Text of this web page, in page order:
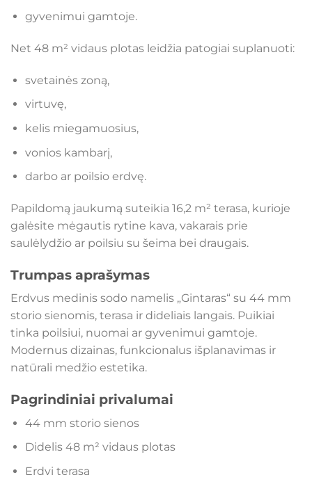
gyvenimui gamtoje.
Net 48 m² vidaus plotas leidžia patogiai suplanuoti:
svetainės zoną,
virtuvę,
kelis miegamuosius,
vonios kambarį,
darbo ar poilsio erdvę.
Papildomą jaukumą suteikia 16,2 m² terasa, kurioje
galėsite mėgautis rytine kava, vakarais prie
saulėlydžio ar poilsiu su šeima bei draugais.
Trumpas aprašymas
Erdvus medinis sodo namelis „Gintaras“ su 44 mm
storio sienomis, terasa ir dideliais langais. Puikiai
tinka poilsiui, nuomai ar gyvenimui gamtoje.
Modernus dizainas, funkcionalus išplanavimas ir
natūrali medžio estetika.
Pagrindiniai privalumai
44 mm storio sienos
Didelis 48 m² vidaus plotas
Erdvi terasa